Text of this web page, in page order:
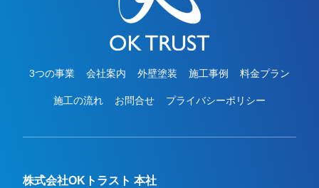
3つの事業 会社案内 外壁塗装 施工事例 料金プラン
施工の流れ お問合せ プライバシーポリシー
株式会社OKトラスト 本社